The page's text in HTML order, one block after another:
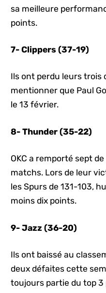
sa meilleure
points.
7- Clippers (37-19)
Ils ont perdu leurs trois
mentionner que Paul
le 13 février.
8- Thunder (35-22)
OKC a remporté sept
matchs. Lors de leur
les Spurs de 131-103,
moins dix points.
9- Jazz (36-20)
Ils ont baissé au
deux défaites cette
toujours partie du top 3